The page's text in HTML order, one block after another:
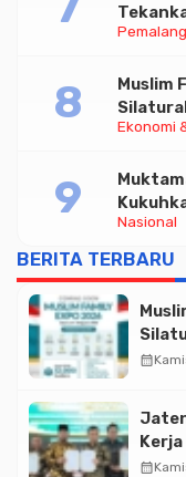
untuk
Ekonomi
Muslim
Halal di
Nasional
Istiqlal
BERITA TERBARU
calendar_month
Kerja
calendar_month